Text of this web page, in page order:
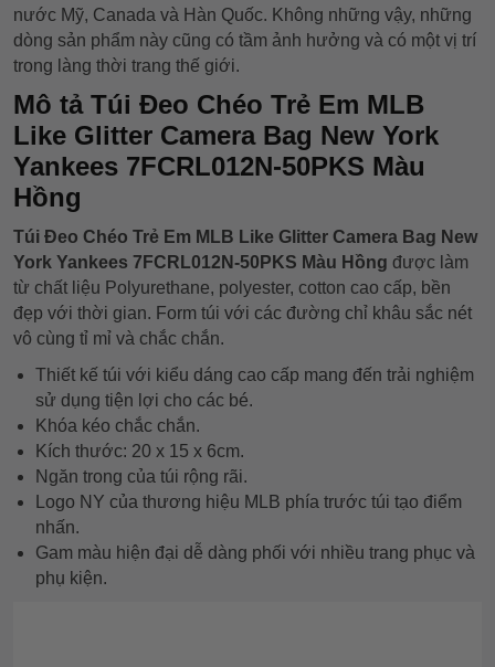
nước Mỹ, Canada và Hàn Quốc. Không những vậy, những
dòng sản phẩm này cũng có tầm ảnh hưởng và có một vị trí
trong làng thời trang thế giới.
Mô tả Túi Đeo Chéo Trẻ Em MLB
Like Glitter Camera Bag New York
Yankees 7FCRL012N-50PKS Màu
Hồng
Túi Đeo Chéo Trẻ Em MLB Like Glitter Camera Bag New
York Yankees 7FCRL012N-50PKS Màu Hồng được làm
từ chất liệu Polyurethane, polyester, cotton cao cấp, bền
đẹp với thời gian. Form túi với các đường chỉ khâu sắc nét
vô cùng tỉ mỉ và chắc chắn.
Thiết kế túi với kiểu dáng cao cấp mang đến trải nghiệm
sử dụng tiện lợi cho các bé.
Khóa kéo chắc chắn.
Kích thước: 20 x 15 x 6cm.
Ngăn trong của túi rộng rãi.
Logo NY của thương hiệu MLB phía trước túi tạo điểm
nhấn.
Gam màu hiện đại dễ dàng phối với nhiều trang phục và
phụ kiện.